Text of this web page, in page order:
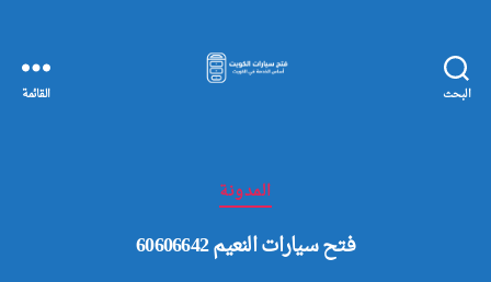
البحث
الكويت
القائمة
التصنيفاتالمدونة
فتح سيارات النعيم 60606642